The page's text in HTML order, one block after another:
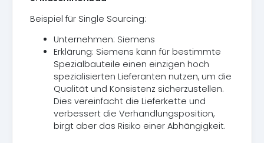
Beispiel für Single Sourcing:
Unternehmen: Siemens
Erklärung: Siemens kann für bestimmte
Spezialbauteile einen einzigen hoch
spezialisierten Lieferanten nutzen, um die
Qualität und Konsistenz sicherzustellen.
Dies vereinfacht die Lieferkette und
verbessert die Verhandlungsposition,
birgt aber das Risiko einer Abhängigkeit.